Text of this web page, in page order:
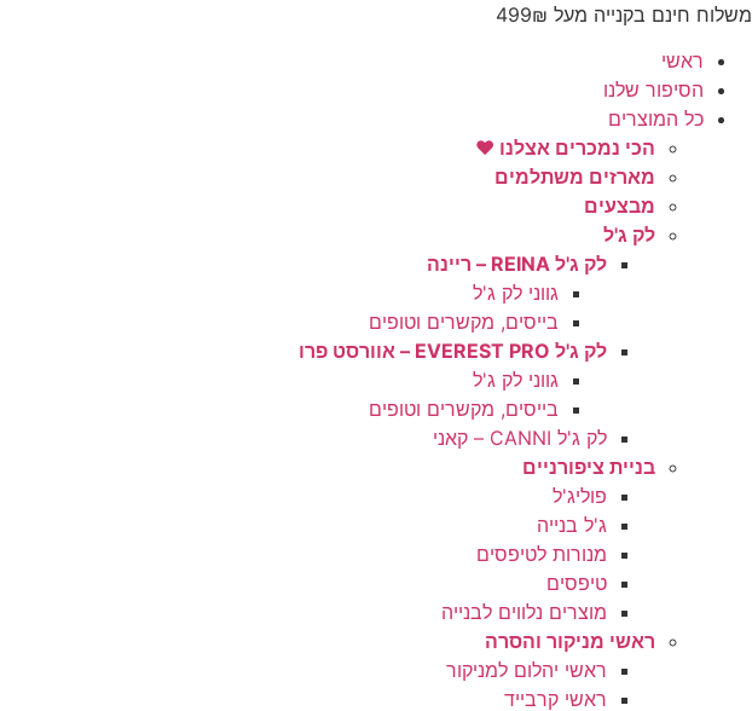
דלג
משלוח חינם בקנייה מעל 499₪
ראשי
הסיפור שלנו
כל המוצרים
הכי נמכרים אצלנו ♥️
מארזים משתלמים
מבצעים
לק ג'ל
לק ג'ל REINA – ריינה
גווני לק ג'ל
בייסים, מקשרים וטופים
לק ג'ל EVEREST PRO – אוורסט פרו
גווני לק ג'ל
בייסים, מקשרים וטופים
לק ג'ל CANNI – קאני
בניית ציפורניים
פוליג'ל
ג'ל בנייה
מנורות לטיפסים
טיפסים
מוצרים נלווים לבנייה
ראשי מניקור והסרה
ראשי יהלום למניקור
ראשי קרבייד